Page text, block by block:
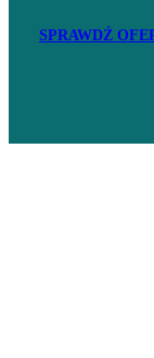
SPRAWDŹ